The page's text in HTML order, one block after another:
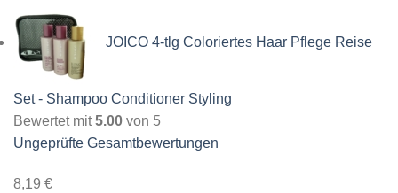
JOICO 4-tlg Coloriertes Haar Pflege Reise
Set - Shampoo Conditioner Styling
Bewertet mit5.00 von 5
Ungeprüfte Gesamtbewertungen
8,19 €